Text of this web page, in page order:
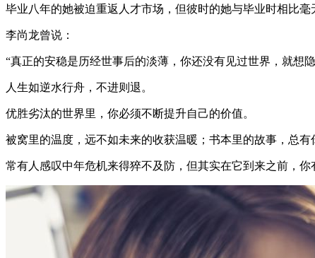
毕业八年的她被迫重返人才市场，但彼时的她与毕业时相比毫
李尚龙曾说：
“真正的安稳是历经世事后的淡薄，你还没有见过世界，就想
人生如逆水行舟，不进则退。
优胜劣汰的世界里，你必须不断提升自己的价值。
被窝里的温度，远不如未来的收获温暖；书本里的故事，总有
常有人感叹中年危机来得猝不及防，但其实在它到来之前，